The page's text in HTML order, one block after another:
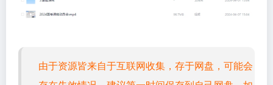
由于资源皆来自于互联网收集，存于网盘，可能会